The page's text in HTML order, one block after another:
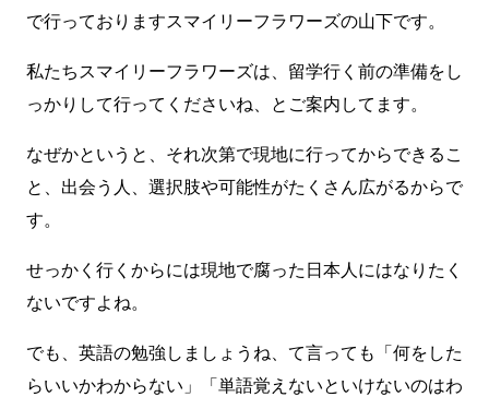
で行っておりますスマイリーフラワーズの山下です。
私たちスマイリーフラワーズは、留学行く前の準備をし
っかりして行ってくださいね、とご案内してます。
なぜかというと、それ次第で現地に行ってからできるこ
と、出会う人、選択肢や可能性がたくさん広がるからで
す。
せっかく行くからには現地で腐った日本人にはなりたく
ないですよね。
でも、英語の勉強しましょうね、て言っても「何をした
らいいかわからない」「単語覚えないといけないのはわ